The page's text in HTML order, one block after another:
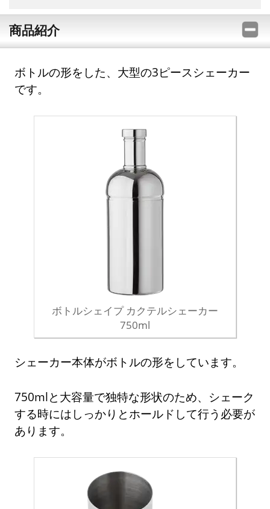
商品紹介
ボトルの形をした、大型の3ピースシェーカー
です。
ボトルシェイプ カクテルシェーカー
750ml
シェーカー本体がボトルの形をしています。
750mlと大容量で独特な形状のため、シェーク
する時にはしっかりとホールドして行う必要が
あります。